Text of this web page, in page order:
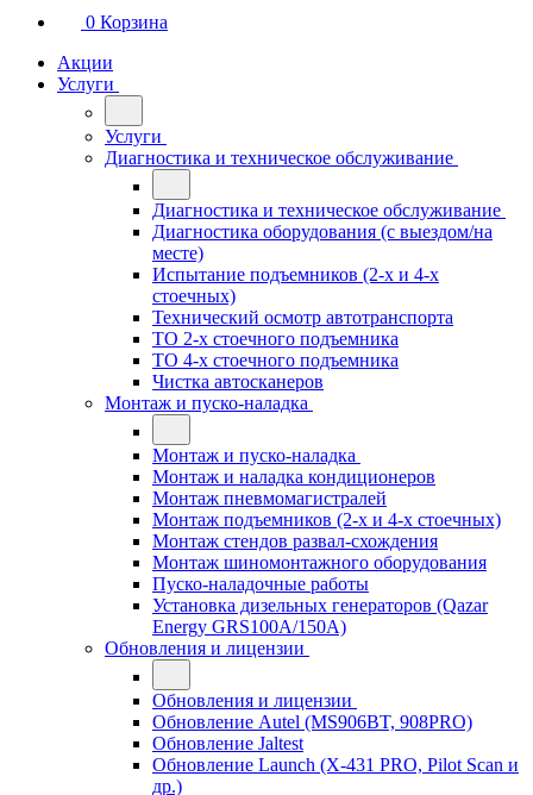
0 Корзина
Акции
Услуги
Услуги
Диагностика и техническое обслуживание
Диагностика и техническое обслуживание
Диагностика оборудования (с выездом/на
месте)
Испытание подъемников (2-х и 4-х
стоечных)
Технический осмотр автотранспорта
ТО 2-х стоечного подъемника
ТО 4-х стоечного подъемника
Чистка автосканеров
Монтаж и пуско-наладка
Монтаж и пуско-наладка
Монтаж и наладка кондиционеров
Монтаж пневмомагистралей
Монтаж подъемников (2-х и 4-х стоечных)
Монтаж стендов развал-схождения
Монтаж шиномонтажного оборудования
Пуско-наладочные работы
Установка дизельных генераторов (Qazar
Energy GRS100A/150A)
Обновления и лицензии
Обновления и лицензии
Обновление Autel (MS906BT, 908PRO)
Обновление Jaltest
Обновление Launch (X-431 PRO, Pilot Scan и
др.)